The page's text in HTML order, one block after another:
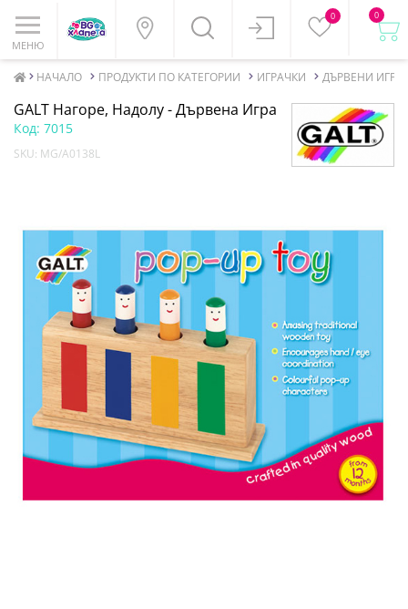
МЕНЮ
0 0
НАЧАЛО ПРОДУКТИ ПО КАТЕГОРИИ ИГРАЧКИ ДЪРВЕНИ
GALT Нагоре, Надолу - Дървена Игра
Код: 7015
SKU: MG/A0138L